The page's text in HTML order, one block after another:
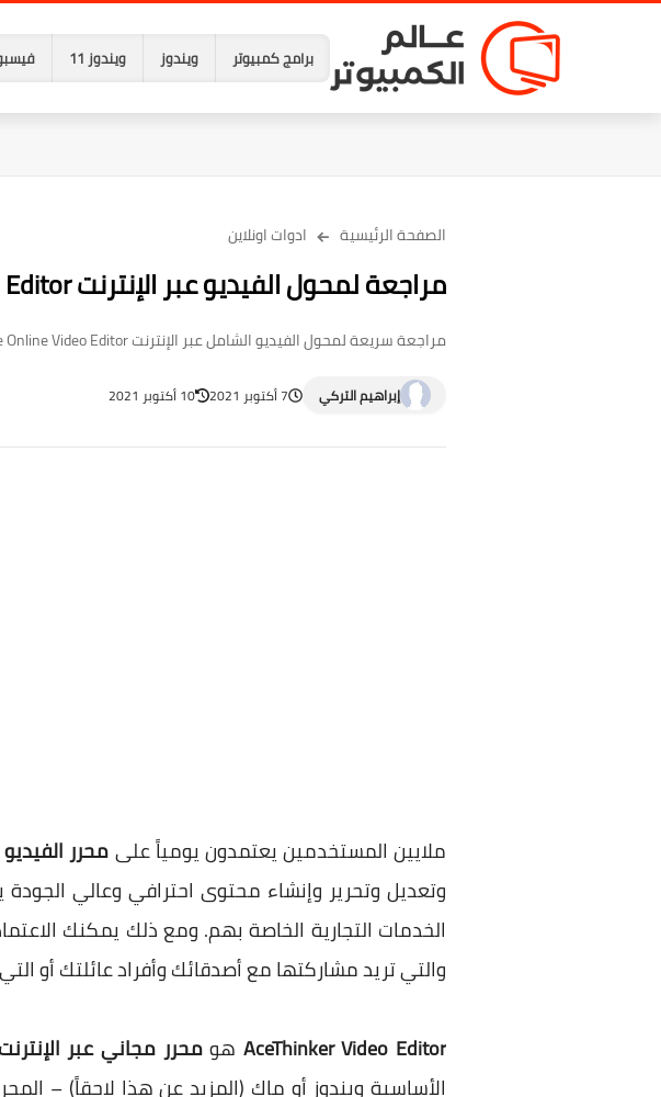
برامج كمبيوتر ويندوز ويندوز 11
الصفحة الرئيسية ادوات اونلاين
مراجعة لمحول الفيديو عبر الإنترنت AceThinker Free Online Video Editor
مراجعة سريعة لمحول الفيديو الشامل عبر الإنترنت AceThinker free Online Video Editor ونظرة على الإصدار الاحترافي.
إبراهيم التركي 7 أكتوبر 2021 10 أكتوبر 2021
ملايين المستخدمين يعتمدون يومياً علىمحرر
وتعديل وتحرير وإنشاء محتوى احترافي وعالي
الخدمات التجارية الخاصة بهم. ومع ذلك يمكنك
والتي تريد مشاركتها مع أصدقائك وأفراد عائلتك أو
AceThinker Video Editor هومحرر مجاني عبر
الأساسية ويندوز أو ماك (المزيد عن هذا لاحقاً) –